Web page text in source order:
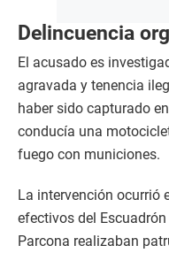
Delincuencia
El acusado es
agravada y tenencia
haber sido capturado
conducía una
fuego con municiones.
La intervención ocurrió
efectivos del
Parcona realizaban